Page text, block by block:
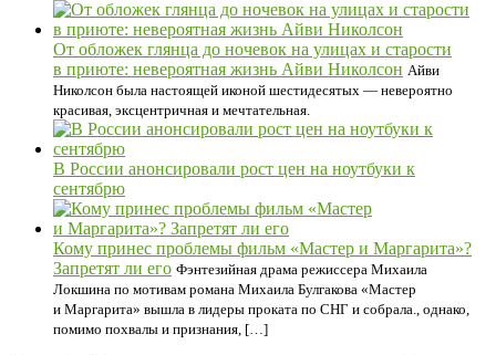
От обложек глянца до ночевок на улицах и старости
в приюте: невероятная жизнь Айви Николсон Айви
Николсон была настоящей иконой шестидесятых — невероятно
красивая, эксцентричная и мечтательная.
В России анонсировали рост цен на ноутбуки к
сентябрю
Кому принес проблемы фильм «Мастер и Маргарита»?
Запретят ли его Фэнтезийная драма режиссера Михаила
Локшина по мотивам романа Михаила Булгакова «Мастер
и Маргарита» вышла в лидеры проката по СНГ и собрала., однако,
помимо похвалы и признания, […]